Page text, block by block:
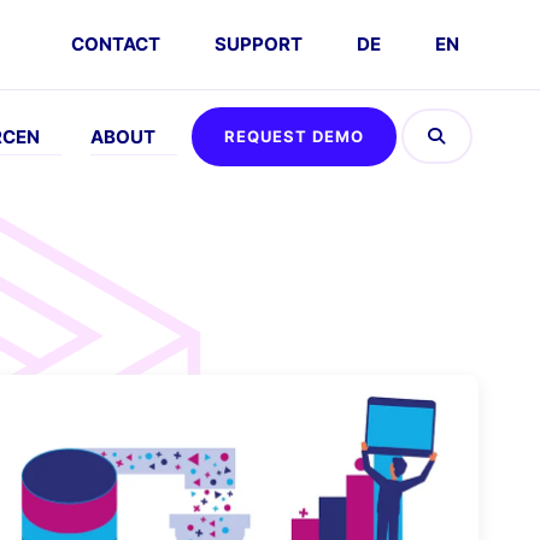
CONTACT SUPPORT DE EN
Interaktive
Demo
ABOUT
ABOUT
Company
Partner
REQUEST DEMO